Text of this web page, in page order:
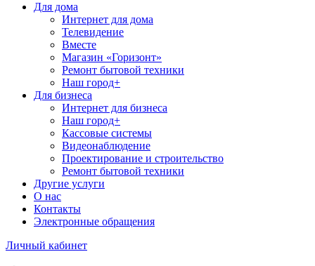
Для дома
Интернет для дома
Телевидение
Вместе
Магазин «Горизонт»
Ремонт бытовой техники
Наш город+
Для бизнеса
Интернет для бизнеса
Наш город+
Кассовые системы
Видеонаблюдение
Проектирование и строительство
Ремонт бытовой техники
Другие услуги
О нас
Контакты
Электронные обращения
Личный кабинет